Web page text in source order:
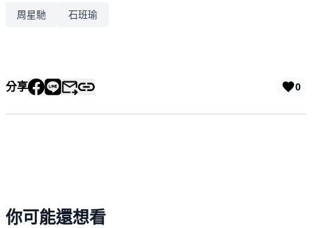
周星馳 石班瑜
分享 0
你可能還想看